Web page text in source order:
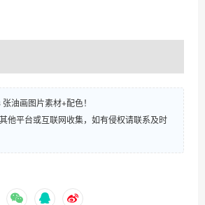
油画图片素材+配色！
他平台或互联网收集，如有侵权请联系及时